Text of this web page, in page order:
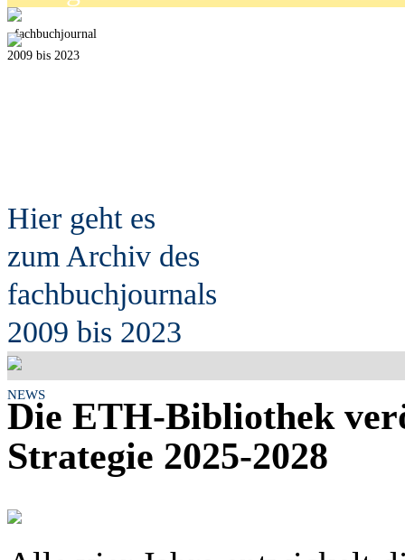
fachbuchjournal
2009 bis 2023
Hier geht es
zum Archiv des
fachbuchjournals
2009 bis 2023
NEWS
Die ETH-Bibliothek
Strategie 2025-2028